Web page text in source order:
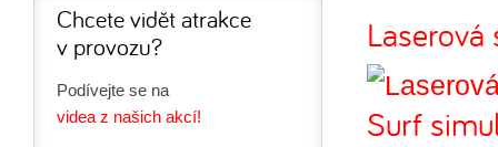
Laserová
Surf
Chcete vidět atrakce
v provozu?
Podívejte se na
videa z našich akcí!